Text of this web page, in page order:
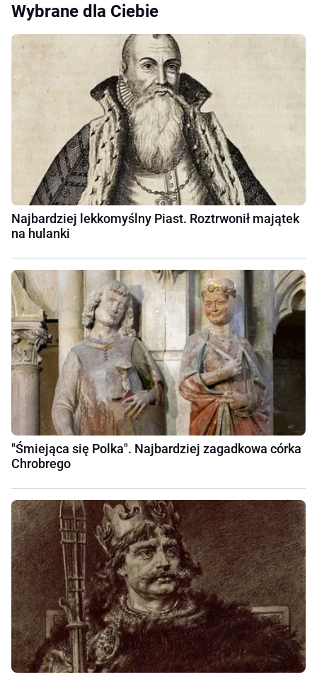
Wybrane dla Ciebie
Najbardziej lekkomyślny Piast. Roztrwonił majątek
na hulanki
"Śmiejąca się Polka". Najbardziej zagadkowa córka
Chrobrego